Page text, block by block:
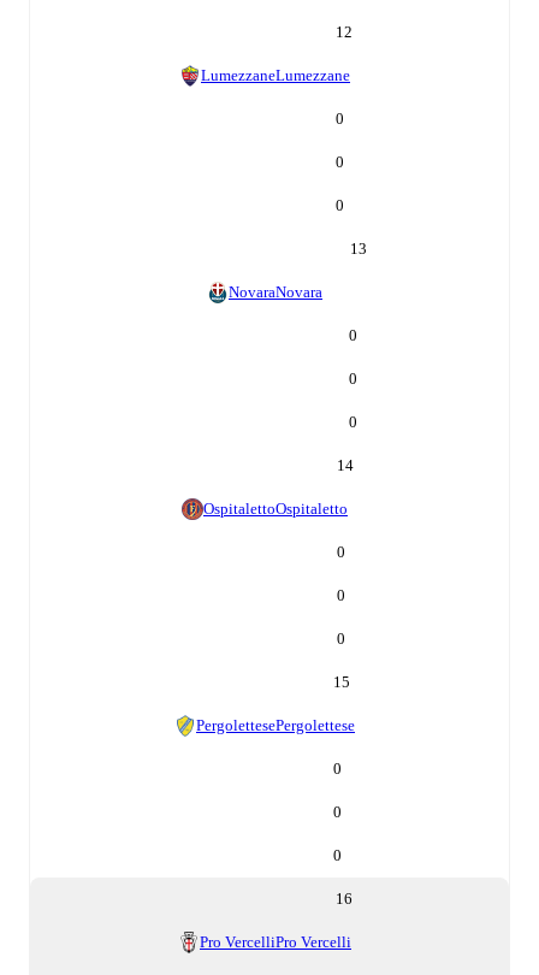
12
LumezzaneLumezzane
0
0
0
13
NovaraNovara
0
0
0
14
OspitalettoOspitaletto
0
0
0
15
PergolettesePergolettese
0
0
0
16
Pro VercelliPro Vercelli